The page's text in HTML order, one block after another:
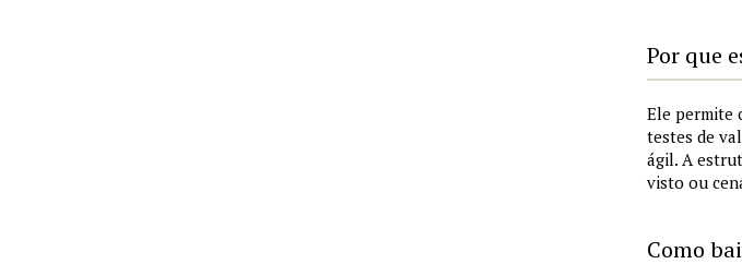
Por que
Ele permite
testes de
ágil. A
visto ou
Como